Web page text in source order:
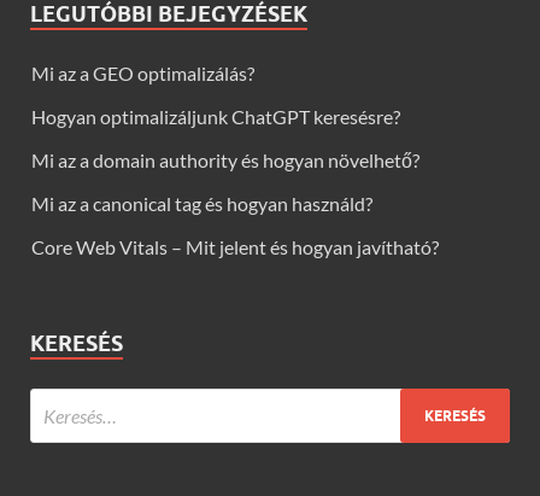
LEGUTÓBBI BEJEGYZÉSEK
Mi az a GEO optimalizálás?
Hogyan optimalizáljunk ChatGPT keresésre?
Mi az a domain authority és hogyan növelhető?
Mi az a canonical tag és hogyan használd?
Core Web Vitals – Mit jelent és hogyan javítható?
KERESÉS